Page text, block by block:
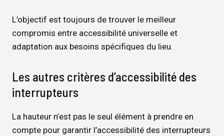
L’objectif est toujours de trouver le meilleur
compromis entre accessibilité universelle et
adaptation aux besoins spécifiques du lieu.
Les autres critères d’accessibilité des
interrupteurs
La hauteur n’est pas le seul élément à prendre en
compte pour garantir l’accessibilité des interrupteurs